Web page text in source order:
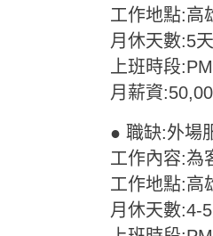
工作地點:高
月休天數:5
上班時段
月薪資
● 職缺:外場
工作內容:為
工作地點:高
月休天數:4-